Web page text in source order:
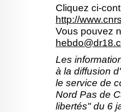
Cliquez ci-
http://
Vous pouvez
Les
à la diffusion
le service de
Nord Pas de
libertés" du 6